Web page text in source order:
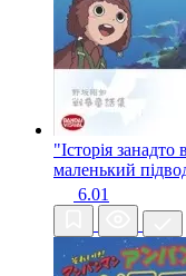
"Історія
маленький
6.01